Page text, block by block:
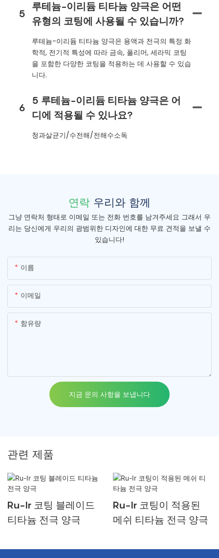
5
루테늄-이리듐 티타늄 양극은 어떤
유형의 코팅에 사용될 수 있습니까?
루테늄-이리듐 티타늄 양극은 용액과 전극의 특정 화
학적, 전기적 특성에 따라 금속, 폴리머, 세라믹 코팅
을 포함한 다양한 코팅을 적용하는 데 사용할 수 있습
니다.
6
5 루테늄-이리듐 티타늄 양극은 어
디에 적용될 수 있나요?
청과살균기/수전해/전해수소독
연락 우리와 함께
그냥 연락처 형태로 이메일 또는 전화 번호를 남겨주세요 그래서 우
리는 당신에게 우리의 광범위한 디자인에 대한 무료 견적을 보낼 수
있습니다!
이름
이메일
함유량
지금 문의 사항을 보냅니다
관련 제품
Ru-Ir 코팅 블레이드
티타늄 전극 양극
Ru-Ir 코팅이 적용된
메쉬 티타늄 전극 양극